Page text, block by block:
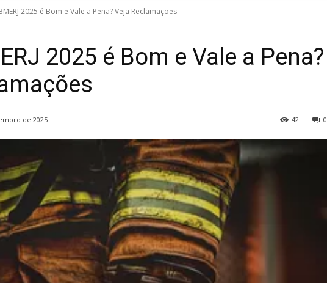
2025 é Bom e Vale a Pena? Veja Reclamações
2025 é Bom e Vale a Pena?
de 2025 0
42